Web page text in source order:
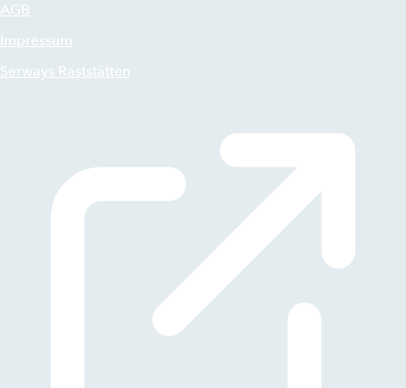
AGB
Impressum
Serways Raststätten